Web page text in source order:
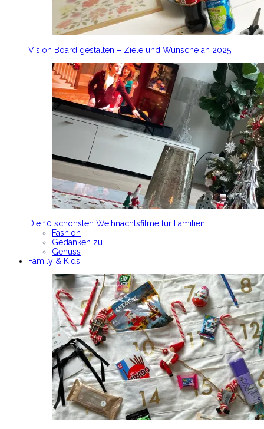
Vision Board gestalten – Ziele und Wünsche an 2025
Die 10 schönsten Weihnachtsfilme für Familien
Fashion
Gedanken zu….
Genuss
Family & Kids